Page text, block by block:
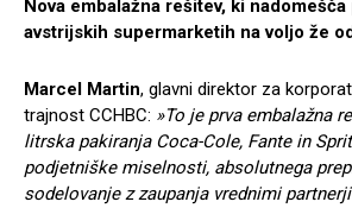
Nova embalažna rešitev, ki
avstrijskih supermarketih na voljo že
Marcel Martin, glavni direktor za
trajnost CCHBC: »To je prva embalažna
litrska pakiranja Coca-Cole, Fante in
podjetniške miselnosti, absolutnega
sodelovanje z zaupanja vrednimi